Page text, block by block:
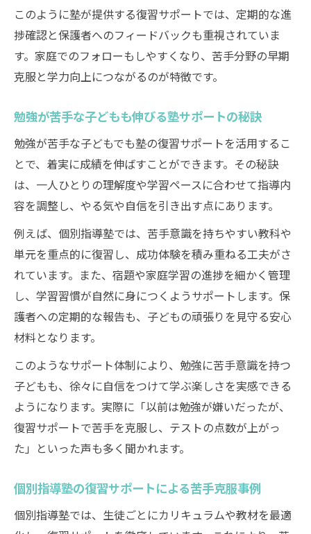
このように塾が提供する復習サポートでは、定期的な進
捗確認と保護者へのフィードバックも重視されていま
す。家庭でのフォローもしやすくなり、苦手分野の早期
克服と学力向上につながるのが特徴です。
勉強が苦手な子どもも伸びる塾サポートの秘訣
勉強が苦手な子どもでも塾の復習サポートを活用するこ
とで、着実に成績を伸ばすことができます。その秘訣
は、一人ひとりの理解度や学習ペースに合わせて指導内
容を調整し、やる気や自信を引き出す点にあります。
例えば、個別指導塾では、苦手意識を持ちやすい教科や
単元を重点的に復習し、成功体験を積み重ねる工夫がさ
れています。また、宿題や家庭学習の進捗を細かく管理
し、学習習慣が自然に身につくようサポートします。保
護者への定期的な報告も、子どもの頑張りを見守る安心
材料となります。
このようなサポート体制により、勉強に苦手意識を持つ
子どもも、徐々に自信をつけて学ぶ楽しさを実感できる
ようになります。実際に「以前は勉強が嫌いだったが、
復習サポートで苦手を克服し、テストの点数が上がっ
た」といった声も多く聞かれます。
個別指導塾の復習サポートによる苦手克服事例
個別指導塾では、生徒ごとにカリキュラムや教材を最適